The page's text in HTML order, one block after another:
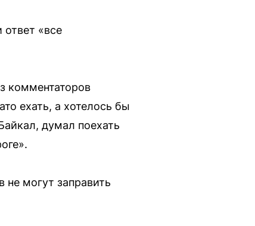
«все
комментаторов
ехать, а хотелось бы
думал поехать
не могут заправить